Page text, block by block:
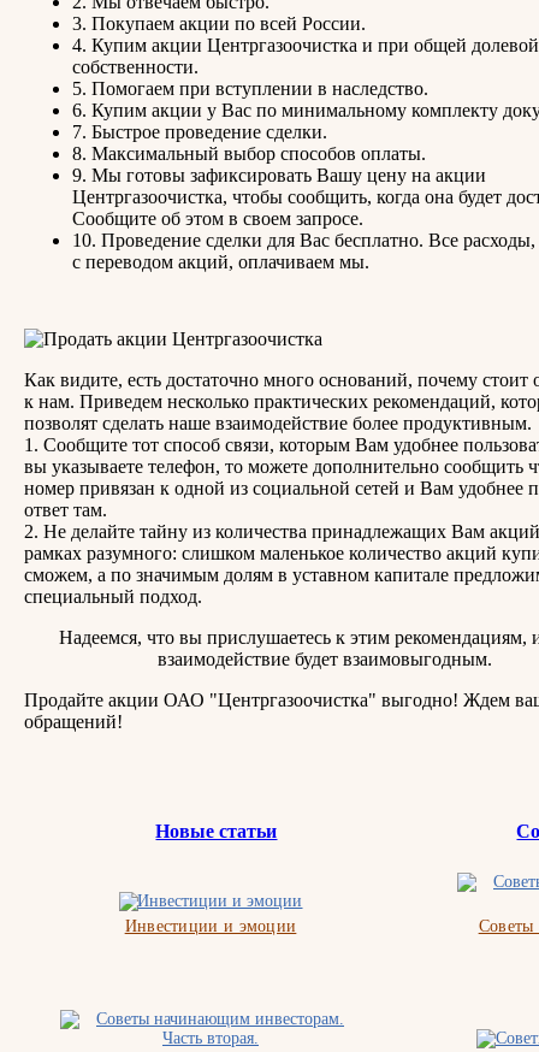
3. Покупаем акции по всей России.
4. Купим акции Центргазоочистка и при общей долевой
собственности.
5. Помогаем при вступлении в наследство.
6. Купим акции у Вас по минимальному комплекту
7. Быстрое проведение сделки.
8. Максимальный выбор способов оплаты.
9. Мы готовы зафиксировать Вашу цену на акции
Центргазоочистка, чтобы сообщить, когда она будет
Сообщите об этом в своем запросе.
10. Проведение сделки для Вас бесплатно. Все
с переводом акций, оплачиваем мы.
Как видите, есть достаточно много оснований, почему стоит
к нам. Приведем несколько практических рекомендаций,
позволят сделать наше взаимодействие более продуктивным.
1. Сообщите тот способ связи, которым Вам удобнее
вы указываете телефон, то можете дополнительно сообщить
номер привязан к одной из социальной сетей и Вам удобнее
ответ там.
2. Не делайте тайну из количества принадлежащих Вам
рамках разумного: слишком маленькое количество акций
сможем, а по значимым долям в уставном капитале
специальный подход.
Надеемся, что вы прислушаетесь к этим рекомендациям,
взаимодействие будет взаимовыгодным.
Продайте акции ОАО "Центргазоочистка" выгодно! Ждем
обращений!
Новые статьи
Инвестиции и эмоции Советы